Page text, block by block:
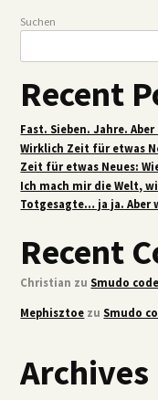
Suchen
Recent
Fast. Sieben. Jahre.
Wirklich Zeit für etwas
Zeit für etwas Neues:
Ich mach mir die Welt,
Totgesagte… ja ja. Aber
Recent
Christian zuSmudo
Mephisztoe zuSmudo
Archives